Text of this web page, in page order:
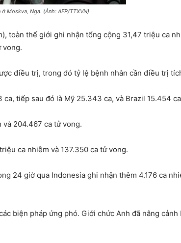
Moskva, Nga. (Ảnh: AFP/TTXVN)
toàn thế giới ghi nhận tổng cộng 31,47 triệu ca
vong.
điều trị, trong đó tỷ lệ bệnh nhân cần điều trị
tiếp sau đó là Mỹ 25.343 ca, và Brazil 15.454
và 204.467 ca tử vong.
ca nhiễm và 137.350 ca tử vong.
24 giờ qua Indonesia ghi nhận thêm 4.176 ca
biện pháp ứng phó. Giới chức Anh đã nâng